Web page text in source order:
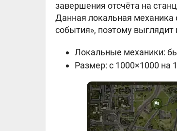
завершения отсчёта на
Данная локальная
события», поэтому выглядит
Локальные механики:
Размер: с 1000×1000 на